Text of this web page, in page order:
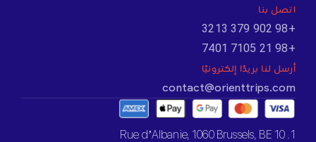
اتصل بنا
+98 902 379 3213
+98 21 7105 7401
أرسل لنا بريدًا إلكترونيًا
contact@orienttrips.com
1. 10 Rue d’Albanie, 1060 Brussels, BE